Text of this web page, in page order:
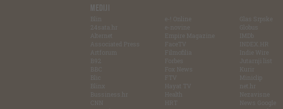
MEDIJI
Blin
24sata.hr
Alternet
Associated Press
Artforum
B92
BBC
Blic
Blinx
Bussiness.hr
CNN
e-! Online
e-novine
Empire Magazine
FaceTV
Filmofilia
Forbes
Fox News
FTV
Hayat TV
Health
HRT
Glas Srpske
Globus
IMDb
INDEX.HR
Indie Wire
Jutarnji list
Kurir
Miniclip
net.hr
Nezavisne
News Google